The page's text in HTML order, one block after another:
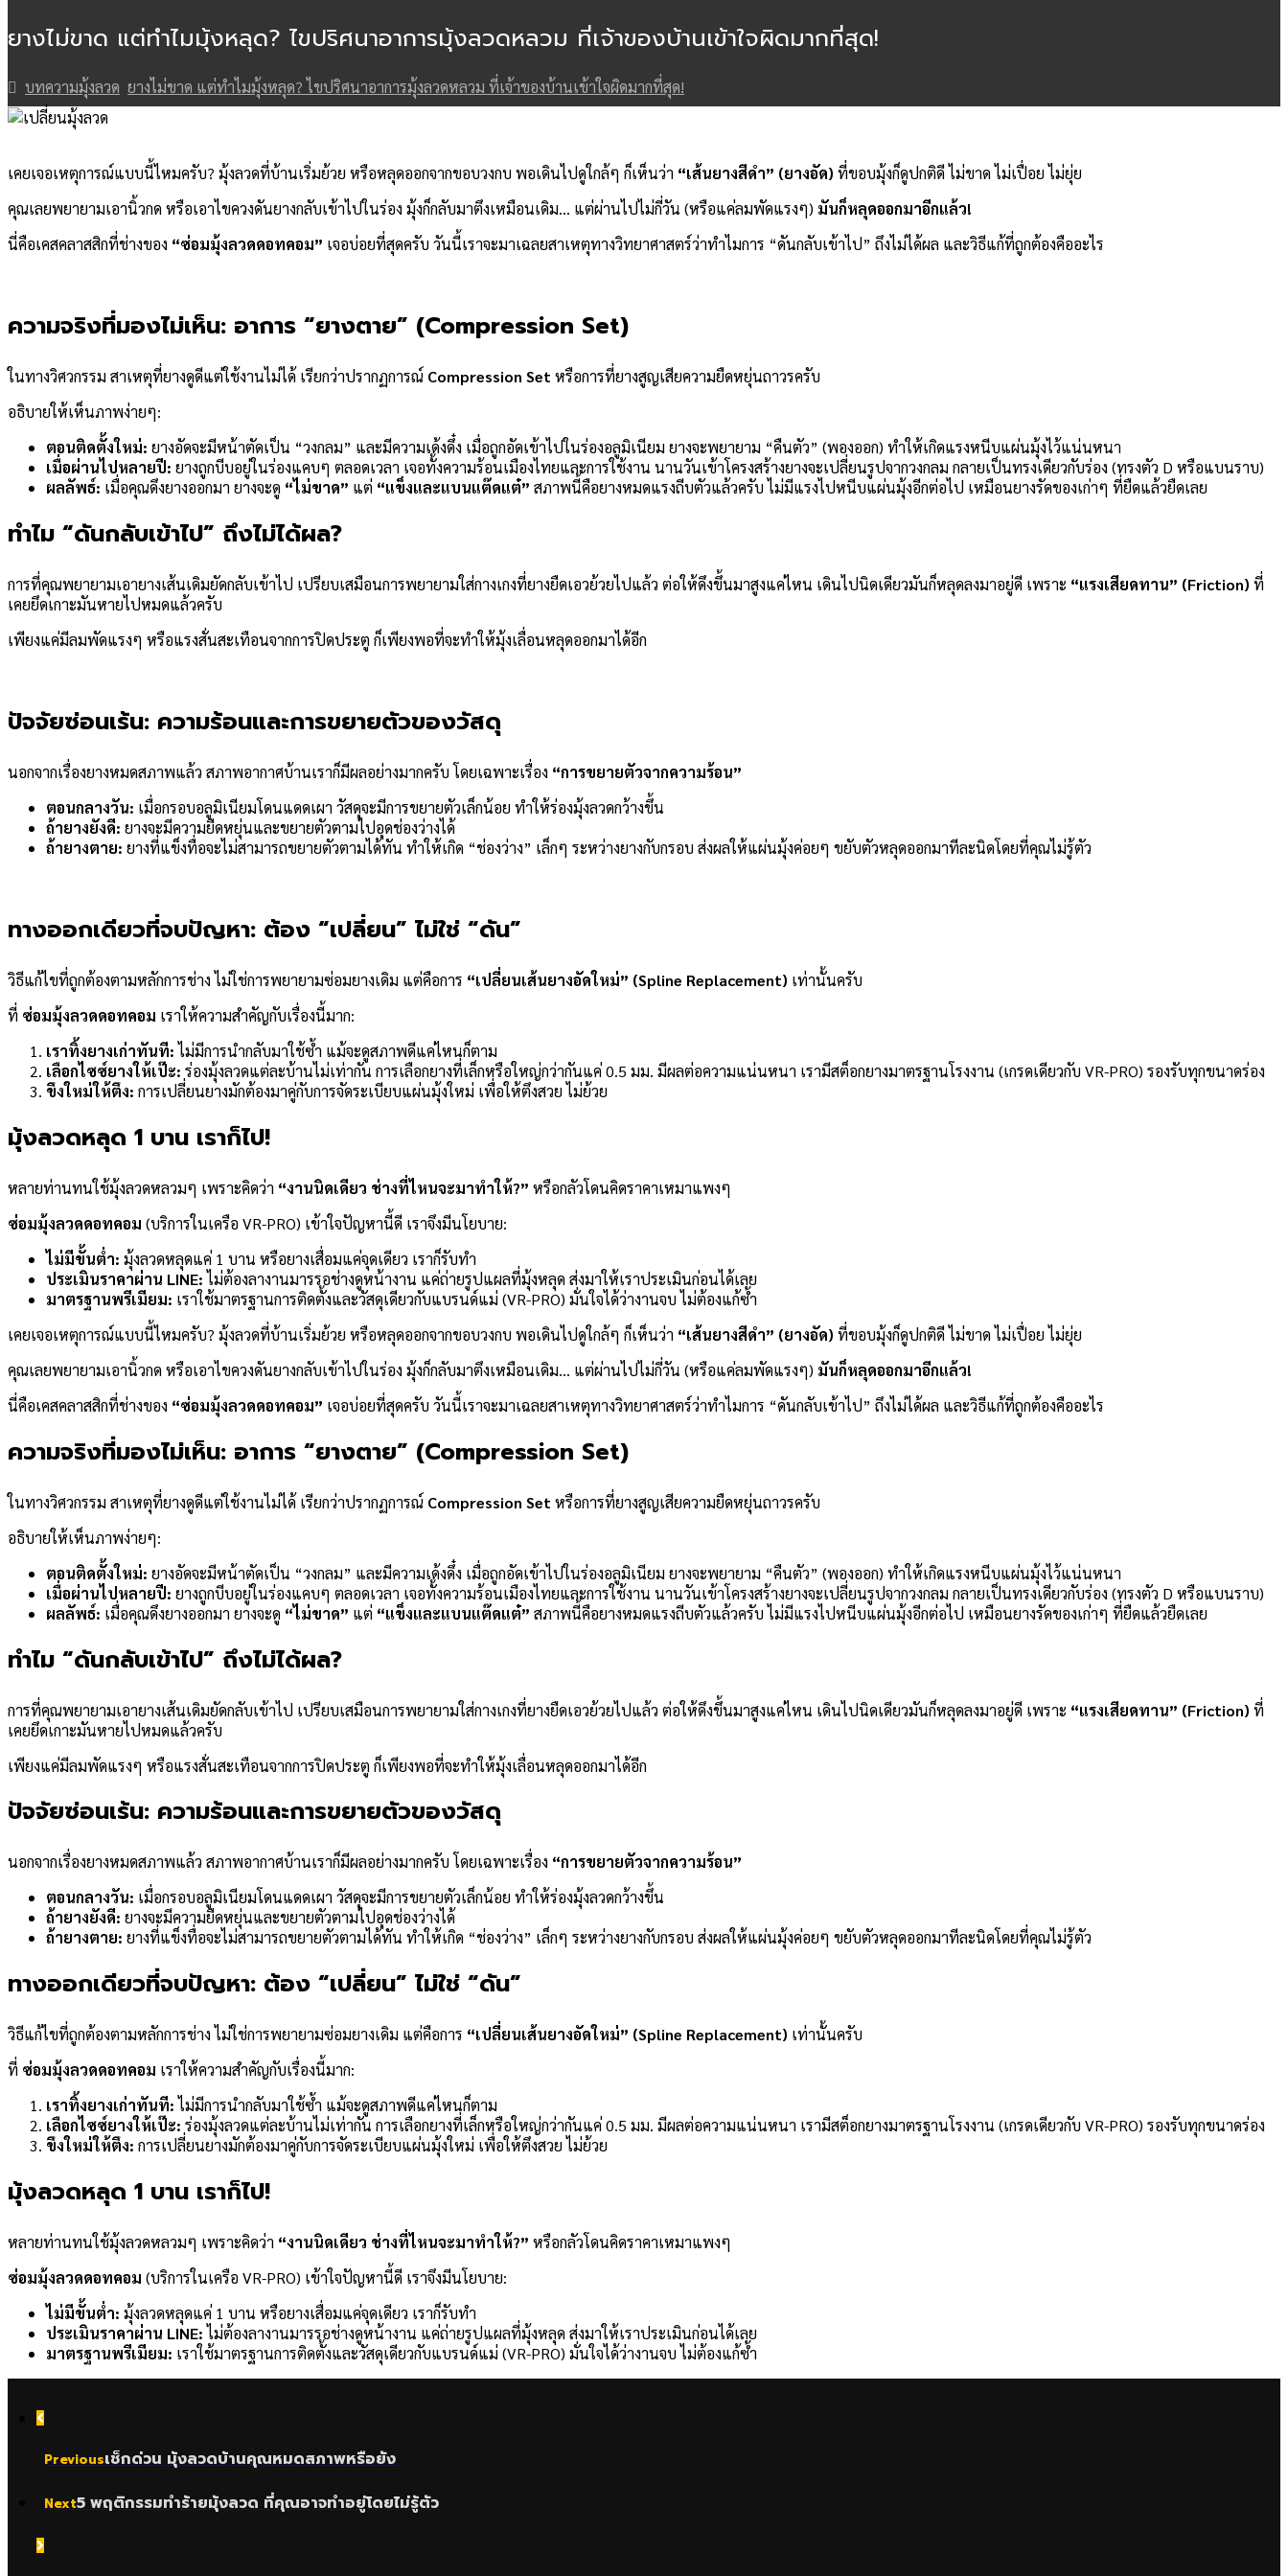
ยางไม่ขาด แต่ทำไมมุ้งหลุด? ไขปริศนาอาการมุ้งลวดหลวม ที่เจ้าของบ้านเข้าใจผิดมากที่สุด!
บทความมุ้งลวด ยางไม่ขาด แต่ทำไมมุ้งหลุด? ไขปริศนาอาการมุ้งลวดหลวม ที่เจ้าของบ้านเข้าใจผิดมากที่สุด!
เคยเจอเหตุการณ์แบบนี้ไหมครับ? มุ้งลวดที่บ้านเริ่มย้วย หรือหลุดออกจากขอบวงกบ พอเดินไปดูใกล้ๆ ก็เห็นว่า “เส้นยางสีดำ” (ยางอัด) ที่ขอบมุ้งก็ดูปกติดี ไม่ขาด ไม่เปื่อย ไม่ยุ่ย
คุณเลยพยายามเอานิ้วกด หรือเอาไขควงดันยางกลับเข้าไปในร่อง มุ้งก็กลับมาตึงเหมือนเดิม… แต่ผ่านไปไม่กี่วัน (หรือแค่ลมพัดแรงๆ) มันก็หลุดออกมาอีกแล้ว!
นี่คือเคสคลาสสิกที่ช่างของ “ซ่อมมุ้งลวดดอทคอม” เจอบ่อยที่สุดครับ วันนี้เราจะมาเฉลยสาเหตุทางวิทยาศาสตร์ว่าทำไมการ “ดันกลับเข้าไป” ถึงไม่ได้ผล และวิธีแก้ที่ถูกต้องคืออะไร
ความจริงที่มองไม่เห็น: อาการ “ยางตาย” (Compression Set)
ในทางวิศวกรรม สาเหตุที่ยางดูดีแต่ใช้งานไม่ได้ เรียกว่าปรากฏการณ์ Compression Set หรือการที่ยางสูญเสียความยืดหยุ่นถาวรครับ
อธิบายให้เห็นภาพง่ายๆ:
ตอนติดตั้งใหม่: ยางอัดจะมีหน้าตัดเป็น “วงกลม” และมีความเด้งดึ๋ง เมื่อถูกอัดเข้าไปในร่องอลูมิเนียม ยางจะพยายาม “คืนตัว” (พองออก) ทำให้เกิดแรงหนีบแผ่นมุ้งไว้แน่นหนา
เมื่อผ่านไปหลายปี: ยางถูกบีบอยู่ในร่องแคบๆ ตลอดเวลา เจอทั้งความร้อนเมืองไทยและการใช้งาน นานวันเข้าโครงสร้างยางจะเปลี่ยนรูปจากวงกลม กลายเป็นทรงเดียวกับร่อง (ทรงตัว D หรือแบนราบ)
ผลลัพธ์: เมื่อคุณดึงยางออกมา ยางจะดู “ไม่ขาด” แต่ “แข็งและแบนแต๊ดแต๋” สภาพนี้คือยางหมดแรงถีบตัวแล้วครับ ไม่มีแรงไปหนีบแผ่นมุ้งอีกต่อไป เหมือนยางรัดของเก่าๆ ที่ยืดแล้วยืดเลย
ทำไม “ดันกลับเข้าไป” ถึงไม่ได้ผล?
การที่คุณพยายามเอายางเส้นเดิมยัดกลับเข้าไป เปรียบเสมือนการพยายามใส่กางเกงที่ยางยืดเอวย้วยไปแล้ว ต่อให้ดึงขึ้นมาสูงแค่ไหน เดินไปนิดเดียวมันก็หลุดลงมาอยู่ดี เพราะ “แรงเสียดทาน” (Friction) ที่
เคยยึดเกาะมันหายไปหมดแล้วครับ
เพียงแค่มีลมพัดแรงๆ หรือแรงสั่นสะเทือนจากการปิดประตู ก็เพียงพอที่จะทำให้มุ้งเลื่อนหลุดออกมาได้อีก
ปัจจัยซ่อนเร้น: ความร้อนและการขยายตัวของวัสดุ
นอกจากเรื่องยางหมดสภาพแล้ว สภาพอากาศบ้านเราก็มีผลอย่างมากครับ โดยเฉพาะเรื่อง “การขยายตัวจากความร้อน”
ตอนกลางวัน: เมื่อกรอบอลูมิเนียมโดนแดดเผา วัสดุจะมีการขยายตัวเล็กน้อย ทำให้ร่องมุ้งลวดกว้างขึ้น
ถ้ายางยังดี: ยางจะมีความยืดหยุ่นและขยายตัวตามไปอุดช่องว่างได้
ถ้ายางตาย: ยางที่แข็งทื่อจะไม่สามารถขยายตัวตามได้ทัน ทำให้เกิด “ช่องว่าง” เล็กๆ ระหว่างยางกับกรอบ ส่งผลให้แผ่นมุ้งค่อยๆ ขยับตัวหลุดออกมาทีละนิดโดยที่คุณไม่รู้ตัว
ทางออกเดียวที่จบปัญหา: ต้อง “เปลี่ยน” ไม่ใช่ “ดัน”
วิธีแก้ไขที่ถูกต้องตามหลักการช่าง ไม่ใช่การพยายามซ่อมยางเดิม แต่คือการ “เปลี่ยนเส้นยางอัดใหม่” (Spline Replacement) เท่านั้นครับ
ที่ ซ่อมมุ้งลวดดอทคอม เราให้ความสำคัญกับเรื่องนี้มาก:
เราทิ้งยางเก่าทันที:ไม่มีการนำกลับมาใช้ซ้ำ แม้จะดูสภาพดีแค่ไหนก็ตาม
เลือกไซซ์ยางให้เป๊ะ: ร่องมุ้งลวดแต่ละบ้านไม่เท่ากัน การเลือกยางที่เล็กหรือใหญ่กว่ากันแค่ 0.5 มม. มีผลต่อความแน่นหนา เรามีสต็อกยางมาตรฐานโรงงาน (เกรดเดียวกับ VR-PRO) รองรับทุกขนาดร่อง
ขึงใหม่ให้ตึง: การเปลี่ยนยางมักต้องมาคู่กับการจัดระเบียบแผ่นมุ้งใหม่ เพื่อให้ตึงสวย ไม่ย้วย
มุ้งลวดหลุด 1 บาน เราก็ไป!
หลายท่านทนใช้มุ้งลวดหลวมๆ เพราะคิดว่า “งานนิดเดียว ช่างที่ไหนจะมาทำให้?” หรือกลัวโดนคิดราคาเหมาแพงๆ
ซ่อมมุ้งลวดดอทคอม (บริการในเครือ VR-PRO) เข้าใจปัญหานี้ดี เราจึงมีนโยบาย:
ไม่มีขั้นต่ำ: มุ้งลวดหลุดแค่ 1 บาน หรือยางเสื่อมแค่จุดเดียว เราก็รับทำ
ประเมินราคาผ่าน LINE:ไม่ต้องลางานมารรอช่างดูหน้างาน แค่ถ่ายรูปแผลที่มุ้งหลุด ส่งมาให้เราประเมินก่อนได้เลย
มาตรฐานพรีเมียม: เราใช้มาตรฐานการติดตั้งและวัสดุเดียวกับแบรนด์แม่ (VR-PRO) มั่นใจได้ว่างานจบ ไม่ต้องแก้ซ้ำ
เคยเจอเหตุการณ์แบบนี้ไหมครับ? มุ้งลวดที่บ้านเริ่มย้วย หรือหลุดออกจากขอบวงกบ พอเดินไปดูใกล้ๆ ก็เห็นว่า “เส้นยางสีดำ” (ยางอัด) ที่ขอบมุ้งก็ดูปกติดี ไม่ขาด ไม่เปื่อย ไม่ยุ่ย
คุณเลยพยายามเอานิ้วกด หรือเอาไขควงดันยางกลับเข้าไปในร่อง มุ้งก็กลับมาตึงเหมือนเดิม… แต่ผ่านไปไม่กี่วัน (หรือแค่ลมพัดแรงๆ) มันก็หลุดออกมาอีกแล้ว!
นี่คือเคสคลาสสิกที่ช่างของ “ซ่อมมุ้งลวดดอทคอม” เจอบ่อยที่สุดครับ วันนี้เราจะมาเฉลยสาเหตุทางวิทยาศาสตร์ว่าทำไมการ “ดันกลับเข้าไป” ถึงไม่ได้ผล และวิธีแก้ที่ถูกต้องคืออะไร
ความจริงที่มองไม่เห็น: อาการ “ยางตาย” (Compression Set)
ในทางวิศวกรรม สาเหตุที่ยางดูดีแต่ใช้งานไม่ได้ เรียกว่าปรากฏการณ์ Compression Set หรือการที่ยางสูญเสียความยืดหยุ่นถาวรครับ
อธิบายให้เห็นภาพง่ายๆ:
ตอนติดตั้งใหม่: ยางอัดจะมีหน้าตัดเป็น “วงกลม” และมีความเด้งดึ๋ง เมื่อถูกอัดเข้าไปในร่องอลูมิเนียม ยางจะพยายาม “คืนตัว” (พองออก) ทำให้เกิดแรงหนีบแผ่นมุ้งไว้แน่นหนา
เมื่อผ่านไปหลายปี: ยางถูกบีบอยู่ในร่องแคบๆ ตลอดเวลา เจอทั้งความร้อนเมืองไทยและการใช้งาน นานวันเข้าโครงสร้างยางจะเปลี่ยนรูปจากวงกลม กลายเป็นทรงเดียวกับร่อง (ทรงตัว D หรือแบนราบ)
ผลลัพธ์: เมื่อคุณดึงยางออกมา ยางจะดู “ไม่ขาด” แต่ “แข็งและแบนแต๊ดแต๋” สภาพนี้คือยางหมดแรงถีบตัวแล้วครับ ไม่มีแรงไปหนีบแผ่นมุ้งอีกต่อไป เหมือนยางรัดของเก่าๆ ที่ยืดแล้วยืดเลย
ทำไม “ดันกลับเข้าไป” ถึงไม่ได้ผล?
การที่คุณพยายามเอายางเส้นเดิมยัดกลับเข้าไป เปรียบเสมือนการพยายามใส่กางเกงที่ยางยืดเอวย้วยไปแล้ว ต่อให้ดึงขึ้นมาสูงแค่ไหน เดินไปนิดเดียวมันก็หลุดลงมาอยู่ดี เพราะ “แรงเสียดทาน” (Friction) ที่
เคยยึดเกาะมันหายไปหมดแล้วครับ
เพียงแค่มีลมพัดแรงๆ หรือแรงสั่นสะเทือนจากการปิดประตู ก็เพียงพอที่จะทำให้มุ้งเลื่อนหลุดออกมาได้อีก
ปัจจัยซ่อนเร้น: ความร้อนและการขยายตัวของวัสดุ
นอกจากเรื่องยางหมดสภาพแล้ว สภาพอากาศบ้านเราก็มีผลอย่างมากครับ โดยเฉพาะเรื่อง “การขยายตัวจากความร้อน”
ตอนกลางวัน: เมื่อกรอบอลูมิเนียมโดนแดดเผา วัสดุจะมีการขยายตัวเล็กน้อย ทำให้ร่องมุ้งลวดกว้างขึ้น
ถ้ายางยังดี: ยางจะมีความยืดหยุ่นและขยายตัวตามไปอุดช่องว่างได้
ถ้ายางตาย: ยางที่แข็งทื่อจะไม่สามารถขยายตัวตามได้ทัน ทำให้เกิด “ช่องว่าง” เล็กๆ ระหว่างยางกับกรอบ ส่งผลให้แผ่นมุ้งค่อยๆ ขยับตัวหลุดออกมาทีละนิดโดยที่คุณไม่รู้ตัว
ทางออกเดียวที่จบปัญหา: ต้อง “เปลี่ยน” ไม่ใช่ “ดัน”
วิธีแก้ไขที่ถูกต้องตามหลักการช่าง ไม่ใช่การพยายามซ่อมยางเดิม แต่คือการ “เปลี่ยนเส้นยางอัดใหม่” (Spline Replacement) เท่านั้นครับ
ที่ ซ่อมมุ้งลวดดอทคอม เราให้ความสำคัญกับเรื่องนี้มาก:
เราทิ้งยางเก่าทันที:ไม่มีการนำกลับมาใช้ซ้ำ แม้จะดูสภาพดีแค่ไหนก็ตาม
เลือกไซซ์ยางให้เป๊ะ: ร่องมุ้งลวดแต่ละบ้านไม่เท่ากัน การเลือกยางที่เล็กหรือใหญ่กว่ากันแค่ 0.5 มม. มีผลต่อความแน่นหนา เรามีสต็อกยางมาตรฐานโรงงาน (เกรดเดียวกับ VR-PRO) รองรับทุกขนาดร่อง
ขึงใหม่ให้ตึง: การเปลี่ยนยางมักต้องมาคู่กับการจัดระเบียบแผ่นมุ้งใหม่ เพื่อให้ตึงสวย ไม่ย้วย
มุ้งลวดหลุด 1 บาน เราก็ไป!
หลายท่านทนใช้มุ้งลวดหลวมๆ เพราะคิดว่า “งานนิดเดียว ช่างที่ไหนจะมาทำให้?” หรือกลัวโดนคิดราคาเหมาแพงๆ
ซ่อมมุ้งลวดดอทคอม (บริการในเครือ VR-PRO) เข้าใจปัญหานี้ดี เราจึงมีนโยบาย:
ไม่มีขั้นต่ำ: มุ้งลวดหลุดแค่ 1 บาน หรือยางเสื่อมแค่จุดเดียว เราก็รับทำ
ประเมินราคาผ่าน LINE:ไม่ต้องลางานมารรอช่างดูหน้างาน แค่ถ่ายรูปแผลที่มุ้งหลุด ส่งมาให้เราประเมินก่อนได้เลย
มาตรฐานพรีเมียม: เราใช้มาตรฐานการติดตั้งและวัสดุเดียวกับแบรนด์แม่ (VR-PRO) มั่นใจได้ว่างานจบ ไม่ต้องแก้ซ้ำ
Previousเช็กด่วน มุ้งลวดบ้านคุณหมดสภาพหรือยัง
Next5 พฤติกรรมทำร้ายมุ้งลวด ที่คุณอาจทำอยู่โดยไม่รู้ตัว